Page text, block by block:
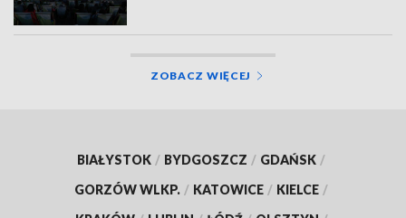
ZOBACZ WIĘCEJ
BIAŁYSTOK / BYDGOSZCZ / GDAŃSK /
GORZÓW WLKP. / KATOWICE / KIELCE /